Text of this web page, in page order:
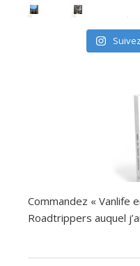
Commandez « Vanlife
Roadtrippers auquel